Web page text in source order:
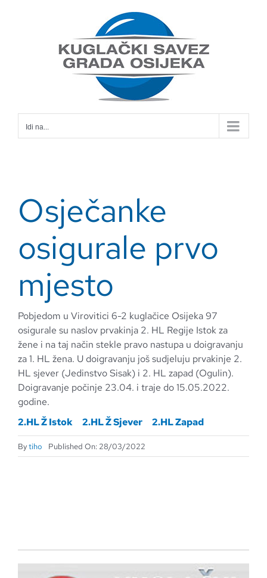
Idi na...
Osječanke
osigurale prvo
mjesto
Pobjedom u Virovitici 6-2 kuglačice Osijeka 97
osigurale su naslov prvakinja 2. HL Regije Istok za
žene i na taj način stekle pravo nastupa u doigravanju
za 1. HL žena. U doigravanju još sudjeluju prvakinje 2.
HL sjever (Jedinstvo Sisak) i 2. HL zapad (Ogulin).
Doigravanje počinje 23.04. i traje do 15.05.2022.
godine.
2.HL Ž Istok
2.HL Ž Sjever 2.HL Zapad
Bytiho Published On: 28/03/2022